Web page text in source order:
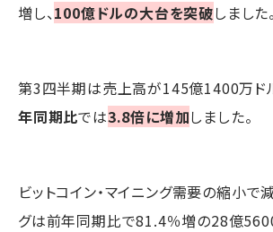
増し、100億ドルの大台を突破しました。
第3四半期は売上高が145億1400万ド
年同期比では3.8倍に増加しました。
ビットコイン・マイニング需要の縮小で
グは前年同期比で81.4％増の28億